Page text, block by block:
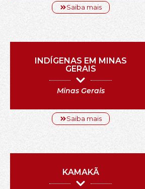
Saiba mais
INDÍGENAS EM MINAS
GERAIS
Minas Gerais
Saiba mais
KAMAKÃ